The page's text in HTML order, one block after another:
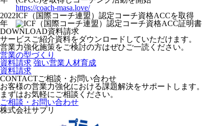
https://coach-masa.love/
2022
年
ICF（国際コーチ連盟）認定コーチ資格ACCを取得
DOWNLOAD資料請求
サービスご紹介資料をダウンロードしていただけます。
営業力強化施策をご検討の方はぜひご一読ください。
営業の型づくり
資料請求 強い営業人材育成
資料請求
CONTACTご相談・お問い合わせ
お客様の営業力強化における課題解決をサポートします。
まずはお気軽にご相談ください。
ご相談・お問い合わせ
株式会社サプリ